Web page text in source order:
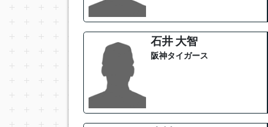
石井 大智
阪神タイガース